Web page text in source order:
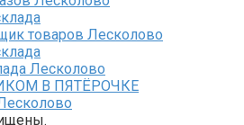
товаров Лесколово
Лесколово